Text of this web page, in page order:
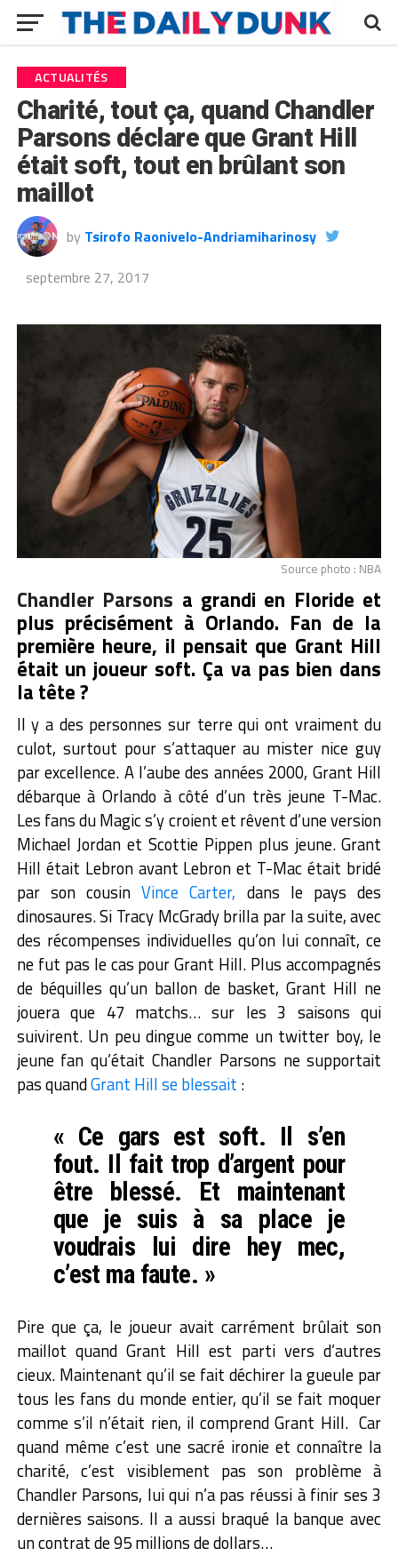
ACTUALITÉS
Charité, tout ça, quand Chandler
Parsons déclare que Grant Hill
était soft, tout en brûlant son
maillot
by Tsirofo Raonivelo-Andriamiharinosy
septembre 27, 2017
Source photo : NBA
Chandler Parsons a grandi en Floride et
plus précisément à Orlando. Fan de la
première heure, il pensait que Grant Hill
était un joueur soft. Ça va pas bien dans
la tête ?
Il y a des personnes sur terre qui ont vraiment du
culot, surtout pour s’attaquer au mister nice guy
par excellence. A l’aube des années 2000, Grant Hill
débarque à Orlando à côté d’un très jeune T-Mac.
Les fans du Magic s’y croient et rêvent d’une version
Michael Jordan et Scottie Pippen plus jeune. Grant
Hill était Lebron avant Lebron et T-Mac était bridé
par son cousinVince Carter, dans le pays des
dinosaures. Si Tracy McGrady brilla par la suite, avec
des récompenses individuelles qu’on lui connaît, ce
ne fut pas le cas pour Grant Hill. Plus accompagnés
de béquilles qu’un ballon de basket, Grant Hill ne
jouera que 47 matchs… sur les 3 saisons qui
suivirent. Un peu dingue comme un twitter boy, le
jeune fan qu’était Chandler Parsons ne supportait
pas quandGrant Hill se blessait :
« Ce gars est soft. Il s’en
fout. Il fait trop d’argent pour
être blessé. Et maintenant
que je suis à sa place je
voudrais lui dire hey mec,
c’est ma faute. »
Pire que ça, le joueur avait carrément brûlait son
maillot quand Grant Hill est parti vers d’autres
cieux. Maintenant qu’il se fait déchirer la gueule par
tous les fans du monde entier, qu’il se fait moquer
comme s’il n’était rien, il comprend Grant Hill. Car
quand même c’est une sacré ironie et connaître la
charité, c’est visiblement pas son problème à
Chandler Parsons, lui qui n’a pas réussi à finir ses 3
dernières saisons. Il a aussi braqué la banque avec
un contrat de 95 millions de dollars…